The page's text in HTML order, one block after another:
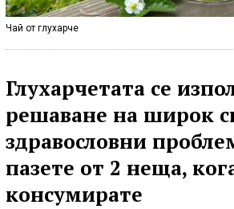
Чай от глухарче
Глухарчетата се
решаване на широк
здравословни
пазете от 2 неща,
консумирате